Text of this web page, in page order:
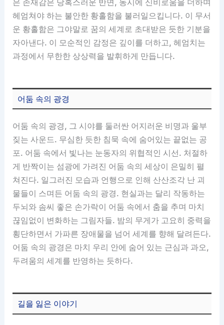
헤엄쳐야 하는 불안한 황홀함을 불러일으킵니다. 이 무서
운 황홀함은 그야말로 꿈의 세계로 초대받은 듯한 기분을
자아낸다. 이 모순적인 감정은 깊이를 더하고, 헤엄치는
과정에서 무한한 상상력을 발휘하게 만듭니다.
어둠 속의 광경
어둠 속의 광경, 그 시야를 둘러싼 어지러운 비명과 울부
짖는 사운드. 무심한 듯한 침묵 속에 숨어있는 끝없는 공
포. 어둠 속에서 빛나는 눈동자의 위협적인 시선. 처절하
게 반짝이는 섬광에 가려진 어둠 속의 세상이 은밀히 펼
쳐진다. 일그러진 모습과 언행으로 인해 산산조각 난 괴
물들이 스며든 어둠 속의 광경. 현실과는 달리 작동하는
두뇌와 솜씨 좋은 손가락이 어둠 속에서 춤을 추며 마치
끊임없이 변화하는 그림자들. 밤의 무게가 고요히 중력을
횡단하면서 가파른 장애물을 넘어 세계를 향해 달려든다.
어둠 속의 광경은 마치 우리 안에 숨어 있는 근심과 과오,
두려움의 세계를 반영하는 듯하다.
길을 잃은 이야기